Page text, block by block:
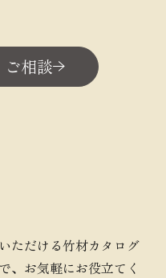
相談
ただける竹材カタログ
、お気軽にお役立てく